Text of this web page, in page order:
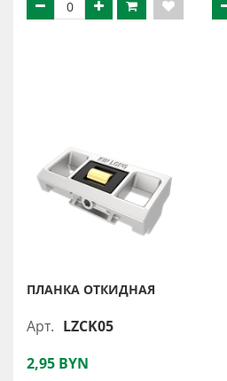
ПЛАНКА ОТКИДНАЯ
Арт. LZCK05
2,95 BYN